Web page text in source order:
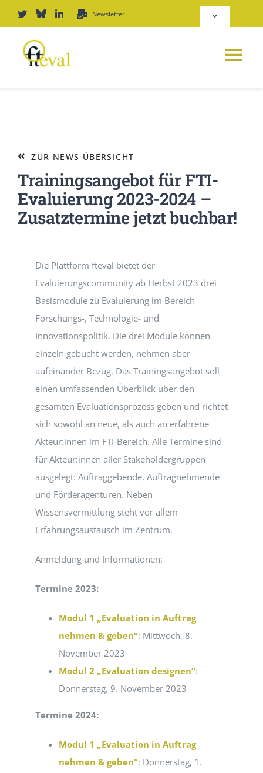
Inhalt
springen
Newsletter
Toggle
Deutsch
Login
JOURNAL
PODCAST
EVENTS
STANDARDS
LESENSWERTES
KONTAKT
ZUR NEWS ÜBERSICHT
Trainingsangebot für FTI-
Evaluierung 2023-2024 –
Zusatztermine jetzt buchbar!
Die Plattform fteval bietet der
Evaluierungscommunity ab Herbst 2023 drei
Basismodule zu Evaluierung im Bereich
Forschungs-, Technologie- und
Innovationspolitik. Die drei Module können
einzeln gebucht werden, nehmen aber
aufeinander Bezug. Das Trainingsangebot soll
einen umfassenden Überblick über den
gesamten Evaluationsprozess geben und richtet
sich sowohl an neue, als auch an erfahrene
Akteur:innen im FTI-Bereich. Alle Termine sind
für Akteur:innen aller Stakeholdergruppen
ausgelegt: Auftraggebende, Auftragnehmende
und Förderagenturen. Neben
Wissensvermittlung steht vor allem
Erfahrungsaustausch im Zentrum.
Anmeldung und Informationen:
Termine 2023:
Modul 1 „Evaluation in Auftrag
nehmen & geben“: Mittwoch, 8.
November 2023
Modul 2 „Evaluation designen“:
Donnerstag, 9. November 2023
Termine 2024:
Modul 1 „Evaluation in Auftrag
nehmen & geben“: Donnerstag, 1.